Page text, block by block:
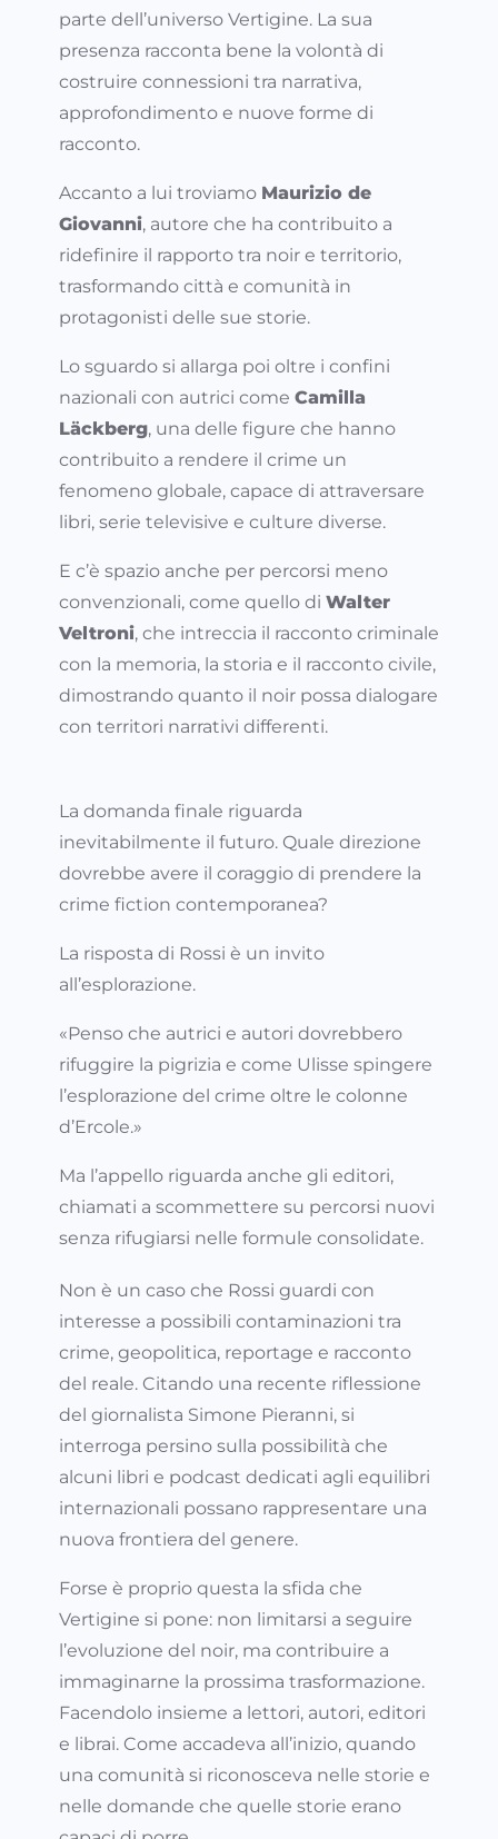
parte dell’universo Vertigine. La sua
presenza racconta bene la volontà di
costruire connessioni tra narrativa,
approfondimento e nuove forme di
racconto.
Accanto a lui troviamo Maurizio de
Giovanni, autore che ha contribuito a
ridefinire il rapporto tra noir e territorio,
trasformando città e comunità in
protagonisti delle sue storie.
Lo sguardo si allarga poi oltre i confini
nazionali con autrici come Camilla
Läckberg, una delle figure che hanno
contribuito a rendere il crime un
fenomeno globale, capace di attraversare
libri, serie televisive e culture diverse.
E c’è spazio anche per percorsi meno
convenzionali, come quello di Walter
Veltroni, che intreccia il racconto criminale
con la memoria, la storia e il racconto civile,
dimostrando quanto il noir possa dialogare
con territori narrativi differenti.
La domanda finale riguarda
inevitabilmente il futuro. Quale direzione
dovrebbe avere il coraggio di prendere la
crime fiction contemporanea?
La risposta di Rossi è un invito
all’esplorazione.
«Penso che autrici e autori dovrebbero
rifuggire la pigrizia e come Ulisse spingere
l’esplorazione del crime oltre le colonne
d’Ercole.»
Ma l’appello riguarda anche gli editori,
chiamati a scommettere su percorsi nuovi
senza rifugiarsi nelle formule consolidate.
Non è un caso che Rossi guardi con
interesse a possibili contaminazioni tra
crime, geopolitica, reportage e racconto
del reale. Citando una recente riflessione
del giornalista Simone Pieranni, si
interroga persino sulla possibilità che
alcuni libri e podcast dedicati agli equilibri
internazionali possano rappresentare una
nuova frontiera del genere.
Forse è proprio questa la sfida che
Vertigine si pone: non limitarsi a seguire
l’evoluzione del noir, ma contribuire a
immaginarne la prossima trasformazione.
Facendolo insieme a lettori, autori, editori
e librai. Come accadeva all’inizio, quando
una comunità si riconosceva nelle storie e
nelle domande che quelle storie erano